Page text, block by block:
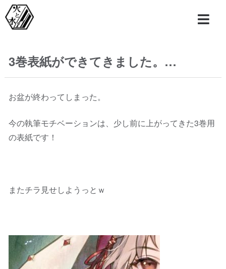
3巻表紙ができてきました。…
お盆が終わってしまった。
今の執筆モチベーションは、少し前に上がってきた3巻用
の表紙です！
またチラ見せしようっとｗ